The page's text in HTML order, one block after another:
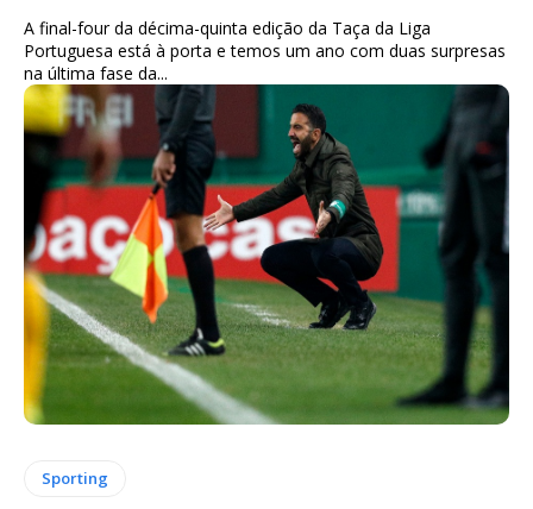
A final-four da décima-quinta edição da Taça da Liga
Portuguesa está à porta e temos um ano com duas surpresas
na última fase da...
Sporting